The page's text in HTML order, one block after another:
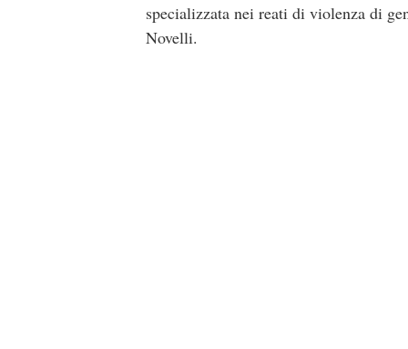
specializzata nei reati di violenza di
Novelli.